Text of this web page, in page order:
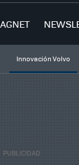
Innovación Volvo